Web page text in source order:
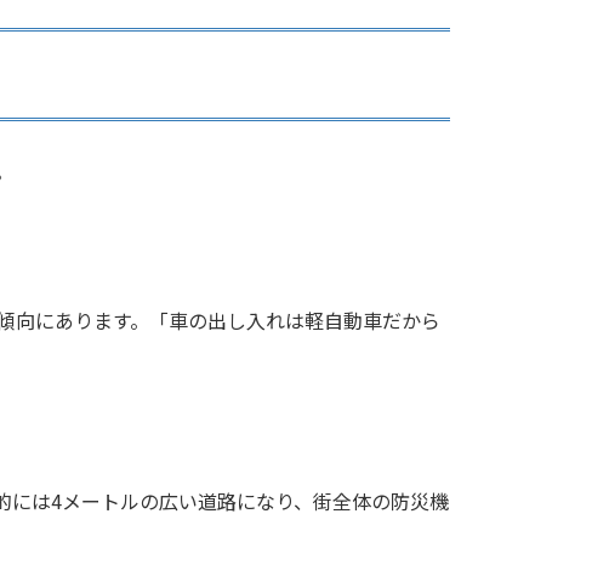
にあります。「車の出し入れは軽自動車だから
は4メートルの広い道路になり、街全体の防災機